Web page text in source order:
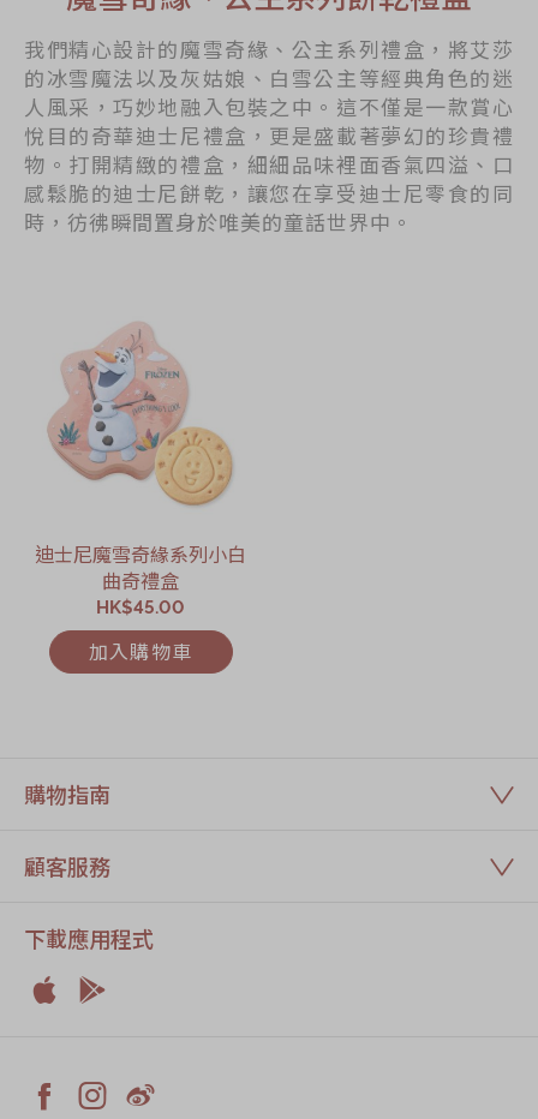
我們精心設計的魔雪奇緣、公主系列禮盒，將艾莎
的冰雪魔法以及灰姑娘、白雪公主等經典角色的迷
人風采，巧妙地融入包裝之中。這不僅是一款賞心
悅目的奇華迪士尼禮盒，更是盛載著夢幻的珍貴禮
物。打開精緻的禮盒，細細品味裡面香氣四溢、口
感鬆脆的迪士尼餅乾，讓您在享受迪士尼零食的同
時，彷彿瞬間置身於唯美的童話世界中。
迪士尼魔雪奇緣系列小白
曲奇禮盒
HK$45.00
加入購物車
  
購物指南
顧客服務
下載應用程式

